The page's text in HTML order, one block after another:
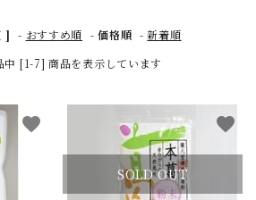
] - おすすめ順 -価格順 -新着順
[1-7] 商品を表示しています
favorite
SOLD OUT
favorite